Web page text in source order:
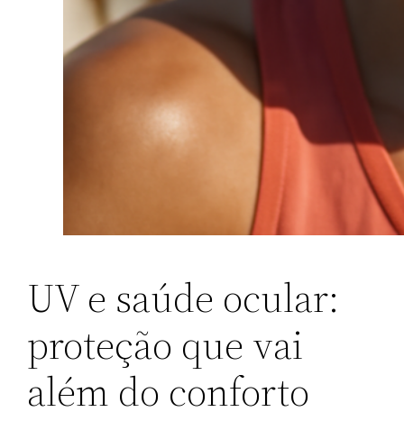
UV e saúde ocular:
proteção que vai
além do conforto